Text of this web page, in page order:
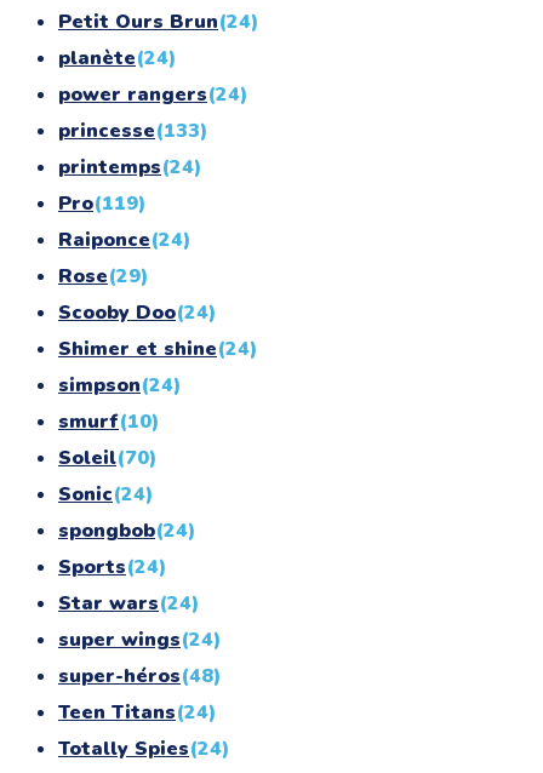
Petit Ours Brun(24)
planète(24)
power rangers(24)
princesse(133)
printemps(24)
Pro(119)
Raiponce(24)
Rose(29)
Scooby Doo(24)
Shimer et shine(24)
simpson(24)
smurf(10)
Soleil(70)
Sonic(24)
spongbob(24)
Sports(24)
Star wars(24)
super wings(24)
super-héros(48)
Teen Titans(24)
Totally Spies(24)